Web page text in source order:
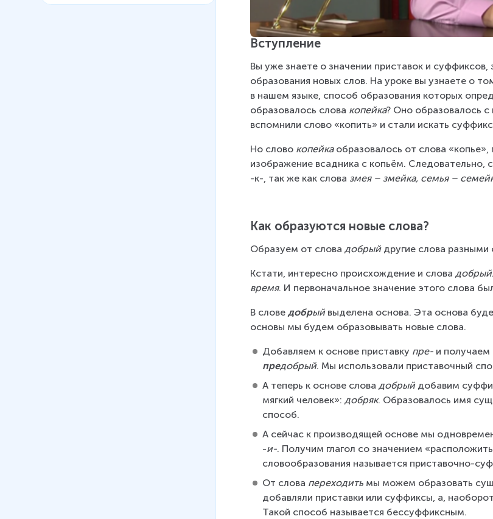
Вступление
Вы уже знаете о значении приставок и
образования новых слов. На уроке вы узнаете о
в нашем языке, способ образования которых
образовалось слова копейка? Оно образовалось
вспомнили слово «копить» и стали искать
Но слово копейка образовалось от слова
изображение всадника с копьём. Следовательно,
-к-, так же как слова змея – змейка, семья –
Как образуются новые слова?
Образуем от слова добрый другие слова разными
Кстати, интересно происхождение и слова добрый
время. И первоначальное значение этого слова
В слове добрый выделена основа. Эта основа
основы мы будем образовывать новые слова.
Добавляем к основе приставку пре- и получаем
предобрый. Мы использовали приставочный
А теперь к основе слова добрый добавим
мягкий человек»: добряк. Образовалось имя
способ.
А сейчас к производящей основе мы
-и-. Получим глагол со значением
словообразования называется приставочно-
От слова переходить мы можем образовать
добавляли приставки или суффиксы, а,
Такой способ называется бессуффиксным.